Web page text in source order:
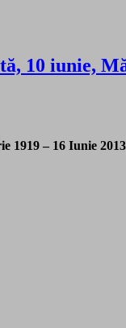
10 iunie,
1919 – 16 Iunie